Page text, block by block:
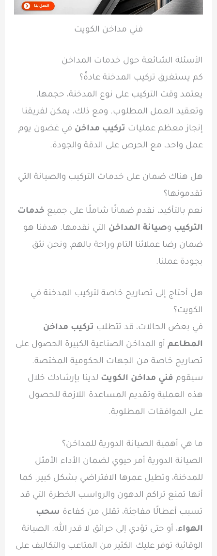
فني مداخن الكويت
الأسئلة الشائعة حول خدمات المداخن
كم يستغرق تركيب المدخنة عادةً؟
يعتمد وقت التركيب على نوع المدخنة، حجمها،
وتعقيد العمل المطلوب. ومع ذلك، يمكن لفريقنا
إنجاز معظم عمليات تركيب مداخن في غضون يوم
عمل واحد، مع الحرص على الدقة والجودة.
هل هناك ضمان على خدمات التركيب والصيانة التي
تقدمونها؟
نعم بالتأكيد، نقدم ضمانًا شاملًا على جميع خدمات
التركيب وصيانة المداخن التي نقدمها. هدفنا هو
ضمان رضا عملائنا التام وراحة بالهم، ونحن نثق
بجودة عملنا.
هل أحتاج إلى تصاريح خاصة لتركيب المدخنة في
الكويت؟
في بعض الحالات، قد تتطلب تركيب مداخن
المطاعم أو المداخن الصناعية الكبيرة الحصول على
تصاريح خاصة من الجهات الحكومية المختصة.
سيقوم فني مداخن الكويت لدينا بإرشادك خلال
هذه العملية وتقديم المساعدة اللازمة للحصول
على الموافقات المطلوبة.
ما هي أهمية الصيانة الدورية للمداخن؟
الصيانة الدورية أمر حيوي لضمان الأداء الأمثل
للمدخنة، وتطيل عمرها الافتراضي بشكل كبير. كما
أنها تمنع تراكم الدهون والرواسب الخطرة التي قد
تسبب أعطالًا مفاجئة، تقلل من كفاءة سحب
الهواء، أو حتى تؤدي إلى حرائق لا قدر الله. الصيانة
الوقائية توفر عليك الكثير من المتاعب والتكاليف على